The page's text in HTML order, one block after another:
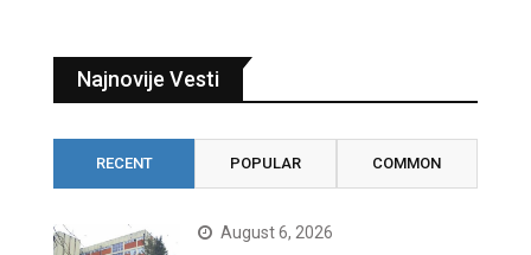
Najnovije Vesti
RECENT POPULAR COMMON
August 6, 2026